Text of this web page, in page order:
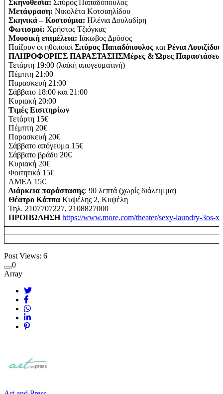
Σκηνοθεσία: Σπύρος Παπαδόπουλος
Μετάφραση: Νικολέτα Κοτσαηλίδου
Σκηνικά – Κοστούμια: Ηλένια Δουλαδίρη
Φωτισμοί: Χρήστος Τζιόγκας
Μουσική επιμέλεια: Ιάκωβος Δρόσος
Παίζουν οι ηθοποιοί Σπύρος Παπαδόπουλος και Ρένια Λουιζίδου
ΠΛΗΡΟΦΟΡΙΕΣ ΠΑΡΑΣΤΑΣΗΣΜέρες & Ώρες
Τετάρτη 19:00 (λαϊκή απογευματινή)
Πέμπτη 21:00
Παρασκευή 21:00
Σάββατο 18:00 και 21:00
Κυριακή 20:00
Τιμές Εισιτηρίων
Τετάρτη 15€
Πέμπτη 20€
Παρασκευή 20€
Σάββατο απόγευμα 15€
Σάββατο βράδυ 20€
Κυριακή 20€
Φοιτητικό 15€
ΑΜΕΑ 15€
Διάρκεια παράστασης: 90 λεπτά (χωρίς διάλειμμα)
Θέατρο Κάππα Κυψέλης 2, Κυψέλη
Τηλ. 2107707227, 2108827000
ΠΡΟΠΩΛΗΣΗ https://www.more.com/theater/sexy-laundry-3os-
Post Views: 6
0
Array